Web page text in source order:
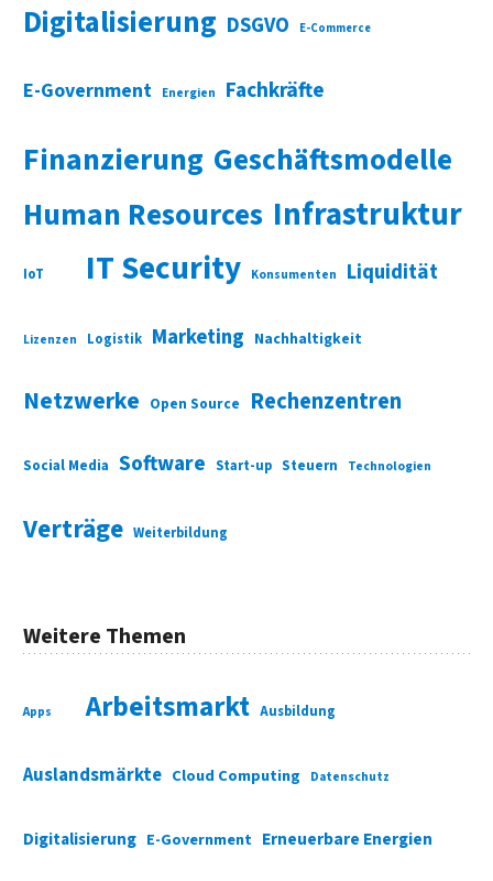
Digitalisierung DSGVO E-Commerce
E-Government Energien Fachkräfte
Finanzierung Geschäftsmodelle
Human Resources Infrastruktur
IoT IT Security Konsumenten Liquidität
Lizenzen Logistik Marketing Nachhaltigkeit
Netzwerke Open Source Rechenzentren
Social Media Software Start-up Steuern Technologien
Verträge Weiterbildung
Weitere Themen
Apps Arbeitsmarkt Ausbildung
Auslandsmärkte Cloud Computing Datenschutz
Digitalisierung E-Government Erneuerbare Energien